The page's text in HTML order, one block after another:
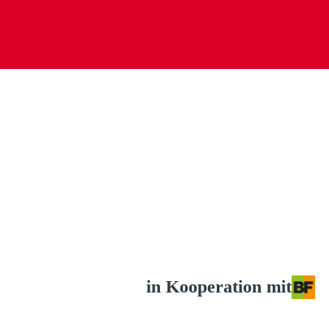
in Kooperation mit